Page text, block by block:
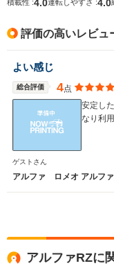
積載性 :4.0運転しやすさ :4.0
評価の高いレビュ
よい感じ
総合評価 4点
安定し
なり利
ゲストさん
アルファ ロメオ アルフ
アルファRZに